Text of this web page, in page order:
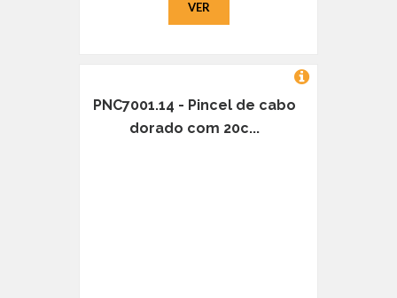
VER
PNC7001.14 - Pincel de cabo
dorado com 20c...